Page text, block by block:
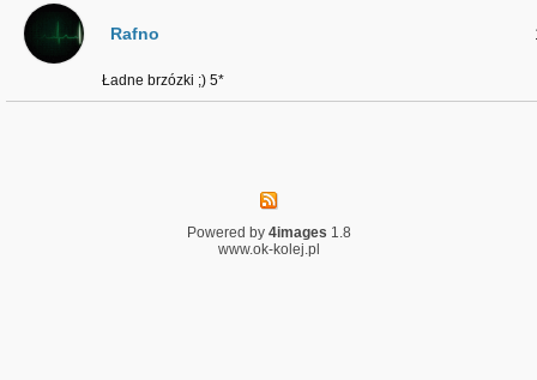
Rafno
Ładne brzózki ;) 5*
Powered by 4images 1.8
www.ok-kolej.pl